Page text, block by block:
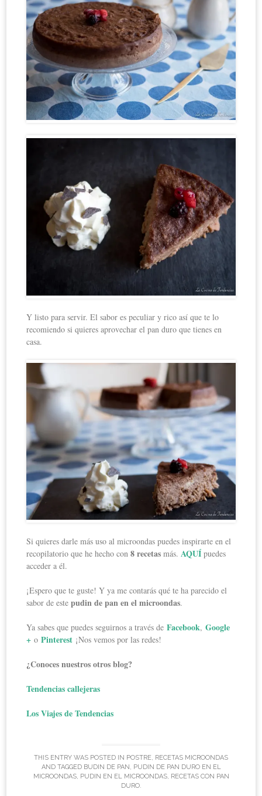
Y listo para servir. El sabor es peculiar y rico así que te lo
recomiendo si quieres aprovechar el pan duro que tienes en
casa.
Si quieres darle más uso al microondas puedes inspirarte en el
recopilatorio que he hecho con 8 recetas más. AQUÍ puedes
acceder a él.
¡Espero que te guste! Y ya me contarás qué te ha parecido el
sabor de estepudin de pan en el microondas.
Ya sabes que puedes seguirnos a través deFacebook,Google
+ oPinterest ¡Nos vemos por las redes!
¿Conoces nuestros otros blog?
Tendencias callejeras
Los Viajes de Tendencias
THIS ENTRY WAS POSTED IN POSTRE, RECETAS MICROONDAS
AND TAGGED BUDIN DE PAN , PUDIN DE PAN DURO EN EL
MICROONDAS, PUDIN EN EL MICROONDAS, RECETAS CON PAN
DURO.